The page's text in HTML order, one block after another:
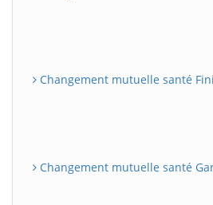
Changement mutuelle santé
Changement mutuelle santé